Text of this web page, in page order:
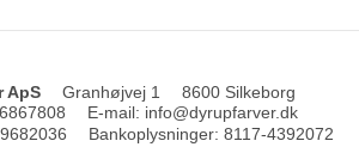
ApS Granhøjvej 1
8600 Silkeborg
E-mail: info@dyrupfarver.dk
Bankoplysninger: 8117-4392072